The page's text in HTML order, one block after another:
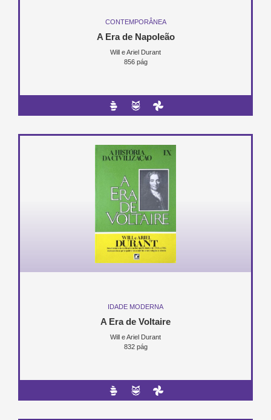
CONTEMPORÂNEA
A Era de Napoleão
Will e Ariel Durant
856 pág
IDADE MODERNA
A Era de Voltaire
Will e Ariel Durant
832 pág